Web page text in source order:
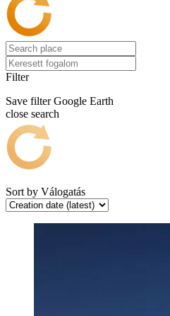
Filter
Save filter Google Earth
close search
Sort by Válogatás